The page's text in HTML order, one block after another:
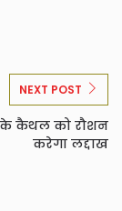
NEXT POST
के कैथल को रौशन
करेगा लद्दाख